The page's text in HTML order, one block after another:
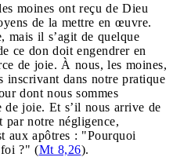
moines ont reçu de Dieu
de la mettre en œuvre.
mais il s’agit de quelque
ce don doit engendrer en
de joie. À nous, les moines,
inscrivant dans notre pratique
dont nous sommes
de joie. Et s’il nous arrive de
par notre négligence,
aux apôtres : "Pourquoi
foi ?" (Mt 8,26).